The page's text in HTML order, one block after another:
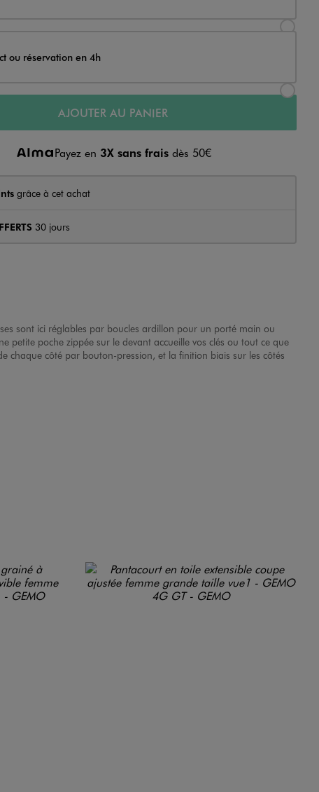
ou réservation en 4h
AJOUTER AU PANIER
Payez en 3X sans fraisdès 50€
grâce à cet achat
30 jours
sont ici réglables par boucles ardillon pour un porté main ou
petite poche zippée sur le devant accueille vos clés ou tout ce que
chaque côté par bouton-pression, et la finition biais sur les côtés